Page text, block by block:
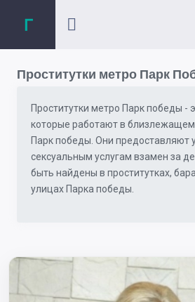
Проститутки метро Парк
Проститутки метро Парк победы -
которые работают в
Парк победы. Они предоставляют
сексуальным услугам взамен за
быть найдены в проститутках,
улицах Парка победы.